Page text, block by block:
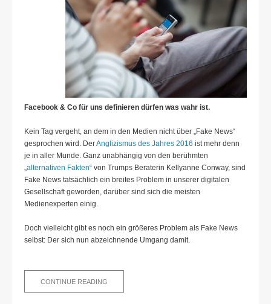
Facebook & Co für uns definieren dürfen was wahr ist.
Kein Tag vergeht, an dem in den Medien nicht über „Fake News“
gesprochen wird. DerAnglizismus des Jahres 2016 ist mehr denn
je in aller Munde. Ganz unabhängig von den berühmten
„alternativen Fakten“ von Trumps Beraterin Kellyanne Conway, sind
Fake News tatsächlich ein breites Problem in unserer digitalen
Gesellschaft geworden, darüber sind sich die meisten
Medienexperten einig.
Doch vielleicht gibt es noch ein größeres Problem als Fake News
selbst: Der sich nun abzeichnende Umgang damit.
CONTINUE READING